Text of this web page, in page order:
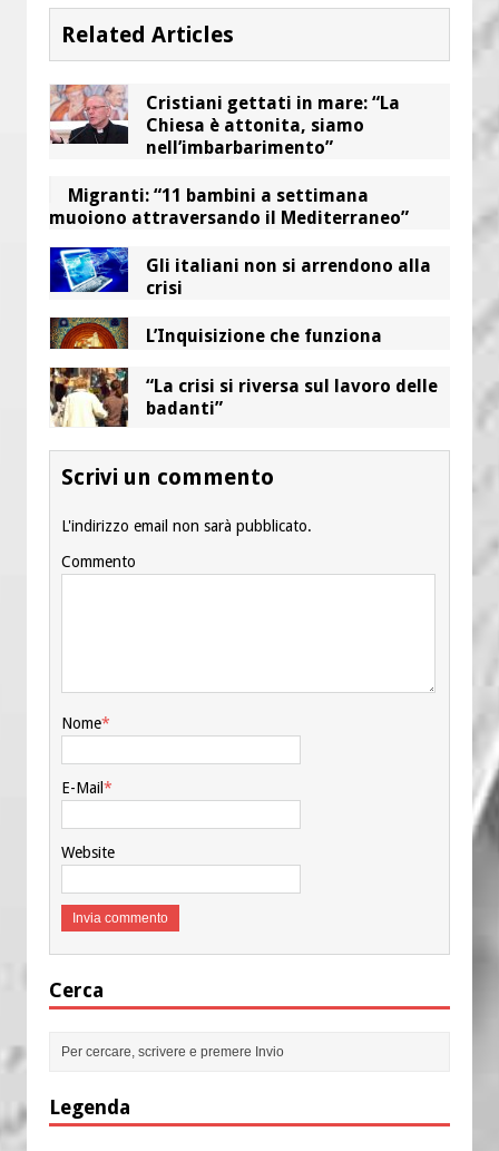
Related Articles
Cristiani gettati in mare: “La
Chiesa è attonita, siamo
nell’imbarbarimento”
Migranti: “11 bambini a settimana
muoiono attraversando il Mediterraneo”
Gli italiani non si arrendono alla
crisi
L’Inquisizione che funziona
“La crisi si riversa sul lavoro delle
badanti”
Scrivi un commento
L'indirizzo email non sarà pubblicato.
Commento
Nome*
E-Mail*
Website
Cerca
Legenda